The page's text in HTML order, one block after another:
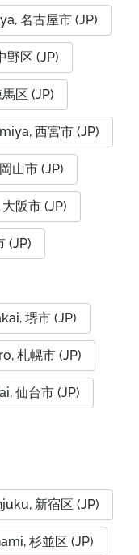
名古屋市 (JP)
野区 (JP)
区 (JP)
西宮市 (JP)
山市 (JP)
阪市 (JP)
(JP)
堺市 (JP)
札幌市 (JP)
仙台市 (JP)
新宿区 (JP)
杉並区 (JP)